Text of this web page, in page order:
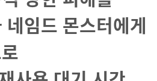
임드 몬스터에게